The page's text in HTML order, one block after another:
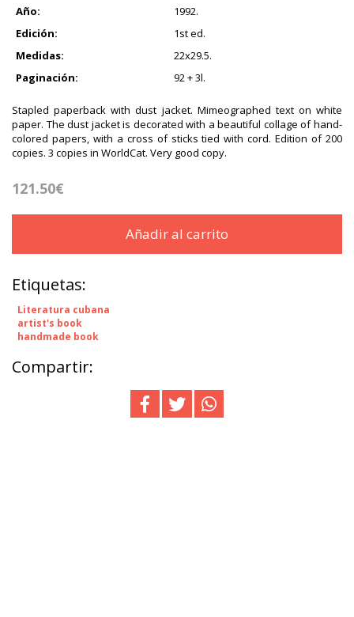
Año:
1992.
Edición:
1st ed.
Medidas:
22x29.5.
Paginación:
92 + 3l.
Stapled paperback with dust jacket. Mimeographed text on white
paper. The dust jacket is decorated with a beautiful collage of hand-
colored papers, with a cross of sticks tied with cord. Edition of 200
copies. 3 copies in WorldCat. Very good copy.
121.50€
Añadir al carrito
Etiquetas:
Literatura cubana
artist's book
handmade book
Compartir: